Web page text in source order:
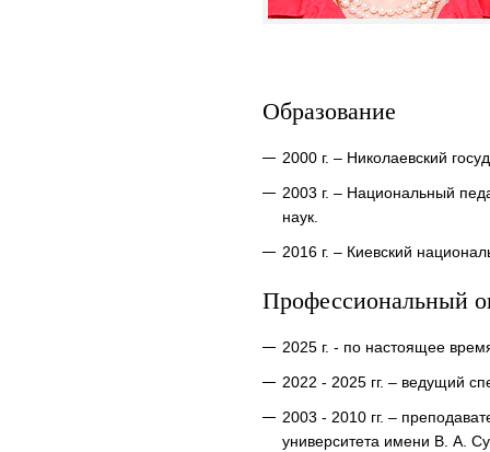
Образование
2000 г. – Николаевский
2003 г. – Национальный
наук.
2016 г. – Киевский
Профессиональный
2025 г. - по настоящее
2022 - 2025 гг. – ведущий
2003 - 2010 гг. –
университета имени В. А.